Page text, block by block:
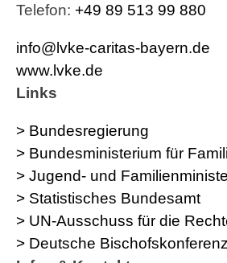
Telefon: +49 89 513 99 880
info@lvke-caritas-bayern.de
www.lvke.de
Links
> Bundesregierung
> Bundesministerium für
> Jugend- und
> Statistisches Bundesamt
> UN-Ausschuss für die
> Deutsche Bischofskonferenz